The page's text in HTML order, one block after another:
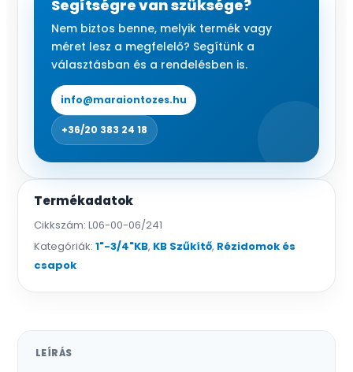
Segítségre van szüksége?
Nem biztos benne, melyik termék vagy
méret lesz a megfelelő? Segítünk a
választásban és a rendelésben is.
info@maraiontozes.hu
+36/20 383 24 18
Termékadatok
Cikkszám: L06-00-06/241
Kategóriák: 1"-3/4"KB, KB Szűkítő, Rézidomok és
csapok
LEÍRÁS